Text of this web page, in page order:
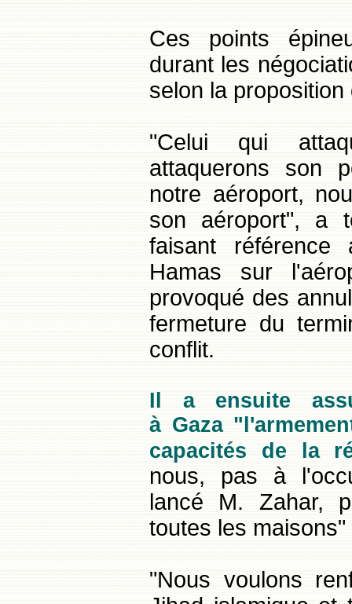
Ces points
durant les
selon la
"Celui qui
attaquerons son
notre aéroport,
son aéroport", a
faisant
Hamas sur
provoqué des
fermeture du
conflit.
Il a ensuite
à Gaza
capacités de la
nous, pas à
lancé M. Zahar,
toutes les
"Nous voulons